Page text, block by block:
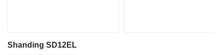
Shanding SD12EL